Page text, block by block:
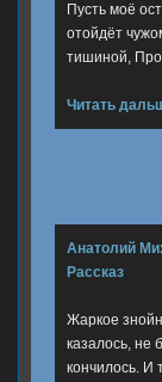
Пусть моё
отойдёт
тишиной,
Читать
Анатолий
Рассказ
Жаркое
казалось, не
кончилось. И